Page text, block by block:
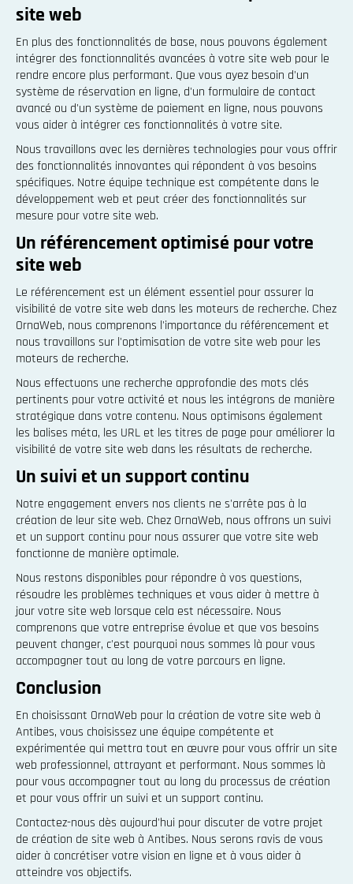
site web
En plus des fonctionnalités de base, nous pouvons également
intégrer des fonctionnalités avancées à votre site web pour le
rendre encore plus performant. Que vous ayez besoin d'un
système de réservation en ligne, d'un formulaire de contact
avancé ou d'un système de paiement en ligne, nous pouvons
vous aider à intégrer ces fonctionnalités à votre site.
Nous travaillons avec les dernières technologies pour vous offrir
des fonctionnalités innovantes qui répondent à vos besoins
spécifiques. Notre équipe technique est compétente dans le
développement web et peut créer des fonctionnalités sur
mesure pour votre site web.
Un référencement optimisé pour votre
site web
Le référencement est un élément essentiel pour assurer la
visibilité de votre site web dans les moteurs de recherche. Chez
OrnaWeb, nous comprenons l'importance du référencement et
nous travaillons sur l'optimisation de votre site web pour les
moteurs de recherche.
Nous effectuons une recherche approfondie des mots clés
pertinents pour votre activité et nous les intégrons de manière
stratégique dans votre contenu. Nous optimisons également
les balises méta, les URL et les titres de page pour améliorer la
visibilité de votre site web dans les résultats de recherche.
Un suivi et un support continu
Notre engagement envers nos clients ne s'arrête pas à la
création de leur site web. Chez OrnaWeb, nous offrons un suivi
et un support continu pour nous assurer que votre site web
fonctionne de manière optimale.
Nous restons disponibles pour répondre à vos questions,
résoudre les problèmes techniques et vous aider à mettre à
jour votre site web lorsque cela est nécessaire. Nous
comprenons que votre entreprise évolue et que vos besoins
peuvent changer, c'est pourquoi nous sommes là pour vous
accompagner tout au long de votre parcours en ligne.
Conclusion
En choisissant OrnaWeb pour la création de votre site web à
Antibes, vous choisissez une équipe compétente et
expérimentée qui mettra tout en œuvre pour vous offrir un site
web professionnel, attrayant et performant. Nous sommes là
pour vous accompagner tout au long du processus de création
et pour vous offrir un suivi et un support continu.
Contactez-nous dès aujourd'hui pour discuter de votre projet
de création de site web à Antibes. Nous serons ravis de vous
aider à concrétiser votre vision en ligne et à vous aider à
atteindre vos objectifs.